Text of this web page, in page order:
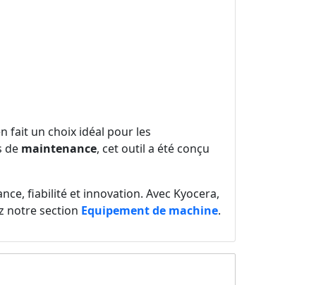
fait un choix idéal pour les
de maintenance, cet outil a été conçu
fiabilité et innovation. Avec Kyocera,
notre section Equipement de machine.